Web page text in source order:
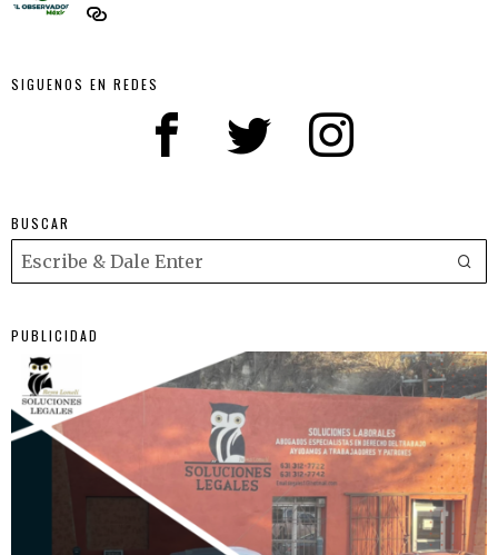
SIGUENOS EN REDES
BUSCAR
PUBLICIDAD